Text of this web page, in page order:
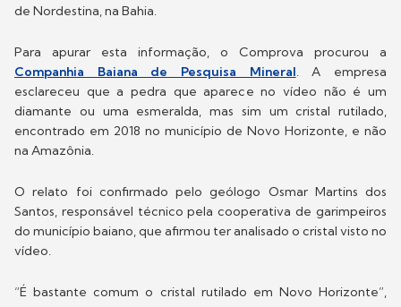
de Nordestina, na Bahia.
Para apurar esta informação, o Comprova procurou a
Companhia Baiana de Pesquisa Mineral. A empresa
esclareceu que a pedra que aparece no vídeo não é um
diamante ou uma esmeralda, mas sim um cristal rutilado,
encontrado em 2018 no município de Novo Horizonte, e não
na Amazônia.
O relato foi confirmado pelo geólogo Osmar Martins dos
Santos, responsável técnico pela cooperativa de garimpeiros
do município baiano, que afirmou ter analisado o cristal visto no
vídeo.
“É bastante comum o cristal rutilado em Novo Horizonte”,